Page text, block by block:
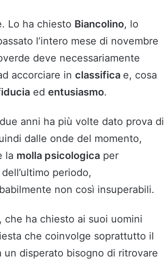
Lo ha chiesto Biancolino, lo
l’intero mese di novembre
deve necessariamente
accorciare in classifica e, cosa
ed entusiasmo.
anni ha più volte dato prova di
dalle onde del momento,
la molla psicologica per
periodo,
non così insuperabili.
, che ha chiesto ai suoi uomini
che coinvolge soprattutto il
disperato bisogno di ritrovare